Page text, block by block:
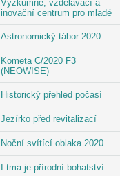
Výzkumné, vzdělávací a
inovační centrum pro mladé
Astronomický tábor 2020
Kometa C/2020 F3
(NEOWISE)
Historický přehled počasí
Jezírko před revitalizací
Noční svítící oblaka 2020
I tma je přírodní bohatství